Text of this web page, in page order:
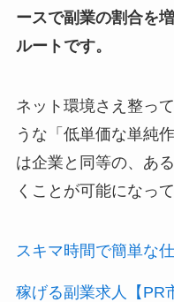
ースで副業の割合を
ルートです。
ネット環境さえ整っ
うな「低単価な単純
は企業と同等の、あ
くことが可能になって
スキマ時間で簡単な
稼げる副業求人【PR